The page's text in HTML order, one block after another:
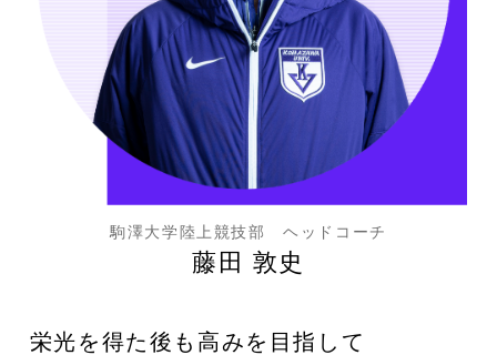
駒澤大学陸上競技部 ヘッドコーチ
藤田 敦史
栄光を得た後も高みを目指して